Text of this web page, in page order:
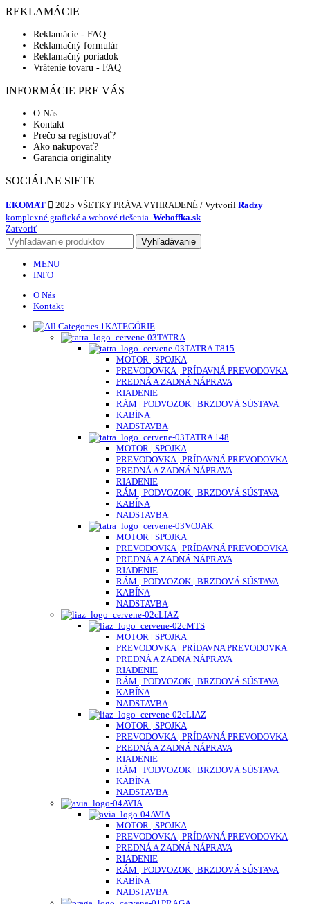
REKLAMÁCIE
Reklamácie - FAQ
Reklamačný formulár
Reklamačný poriadok
Vrátenie tovaru - FAQ
INFORMÁCIE PRE VÁS
O Nás
Kontakt
Prečo sa registrovať?
Ako nakupovať?
Garancia originality
SOCIÁLNE SIETE
EKOMAT 2025 VŠETKY PRÁVA VYHRADENÉ / Vytvoril Radzy
komplexné grafické a webové riešenia. Weboffka.sk
Zatvoriť
Vyhľadávanie
MENU
INFO
O Nás
Kontakt
KATEGÓRIE
TATRA
TATRA T815
MOTOR | SPOJKA
PREVODOVKA | PRÍDAVNÁ PREVODOVKA
PREDNÁ A ZADNÁ NÁPRAVA
RIADENIE
RÁM | PODVOZOK | BRZDOVÁ SÚSTAVA
KABÍNA
NADSTAVBA
TATRA 148
MOTOR | SPOJKA
PREVODOVKA | PRÍDAVNÁ PREVODOVKA
PREDNÁ A ZADNÁ NÁPRAVA
RIADENIE
RÁM | PODVOZOK | BRZDOVÁ SÚSTAVA
KABÍNA
NADSTAVBA
VOJAK
MOTOR | SPOJKA
PREVODOVKA | PRÍDAVNÁ PREVODOVKA
PREDNÁ A ZADNÁ NÁPRAVA
RIADENIE
RÁM | PODVOZOK | BRZDOVÁ SÚSTAVA
KABÍNA
NADSTAVBA
LIAZ
MTS
MOTOR | SPOJKA
PREVODOVKA | PRÍDAVNA PREVODOVKA
PREDNÁ A ZADNÁ NÁPRAVA
RIADENIE
RÁM | PODVOZOK | BRZDOVÁ SÚSTAVA
KABÍNA
NADSTAVBA
LIAZ
MOTOR | SPOJKA
PREVODOVKA | PRÍDAVNÁ PREVODOVKA
PREDNÁ A ZADNÁ NÁPRAVA
RIADENIE
RÁM | PODVOZOK | BRZDOVÁ SÚSTAVA
KABÍNA
NADSTAVBA
AVIA
AVIA
MOTOR | SPOJKA
PREVODOVKA | PRÍDAVNÁ PREVODOVKA
PREDNÁ A ZADNÁ NÁPRAVA
RIADENIE
RÁM | PODVOZOK | BRZDOVÁ SÚSTAVA
KABÍNA
NADSTAVBA